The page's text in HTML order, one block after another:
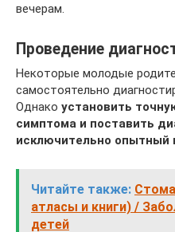
вечерам.
Проведение
Некоторые молодые
самостоятельно
Однако установить
симптома и поставить
исключительно опытный
Читайте также:
атласы и книги) /
детей